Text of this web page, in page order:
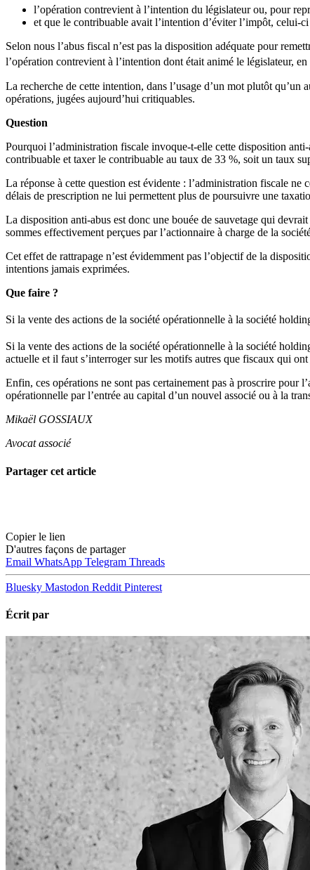
l’opération contrevient à l’intention du législateur ou, pour
et que le contribuable avait l’intention d’éviter l’impôt, celui-
Selon nous l’abus fiscal n’est pas la disposition adéquate pour
l’opération contrevient à l’intention dont était animé le législateur,
La recherche de cette intention, dans l’usage d’un mot plutôt
opérations, jugées aujourd’hui critiquables.
Question
Pourquoi l’administration fiscale invoque-t-elle cette disposition
contribuable et taxer le contribuable au taux de 33 %, soit un taux
La réponse à cette question est évidente : l’administration fiscale
délais de prescription ne lui permettent plus de poursuivre une
La disposition anti-abus est donc une bouée de sauvetage qui
sommes effectivement perçues par l’actionnaire à charge de la
Cet effet de rattrapage n’est évidemment pas l’objectif de la
intentions jamais exprimées.
Que faire ?
Si la vente des actions de la société opérationnelle à la société
Si la vente des actions de la société opérationnelle à la société
actuelle et il faut s’interroger sur les motifs autres que fiscaux qui
Enfin, ces opérations ne sont pas certainement pas à proscrire pour
opérationnelle par l’entrée au capital d’un nouvel associé ou à la
Mikaël GOSSIAUX
Avocat associé
Partager cet article
Copier le lien
D'autres façons de partager
Email WhatsApp Telegram Threads
Bluesky Mastodon Reddit Pinterest
Écrit par